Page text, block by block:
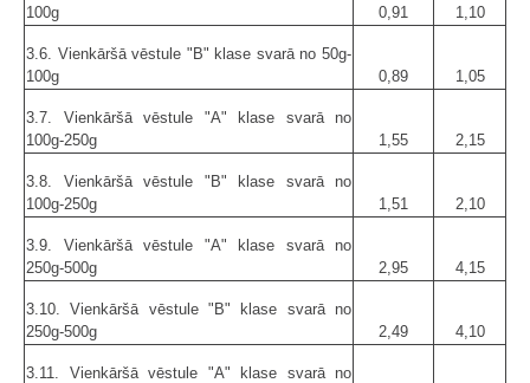
100g
0,91 1,10
3.6. Vienkāršā vēstule "B" klase svarā no 50g-
100g
0,89 1,05
3.7. Vienkāršā vēstule "A" klase svarā no
100g-250g
1,55 2,15
3.8. Vienkāršā vēstule "B" klase svarā no
100g-250g
1,51 2,10
3.9. Vienkāršā vēstule "A" klase svarā no
250g-500g
2,95 4,15
3.10. Vienkāršā vēstule "B" klase svarā no
250g-500g
2,49 4,10
3.11. Vienkāršā vēstule "A" klase svarā no